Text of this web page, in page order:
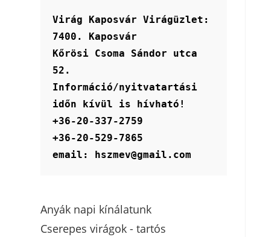
Virág Kaposvár Virágüzlet:
7400. Kaposvár
Kőrösi Csoma Sándor utca
52.
Információ/nyitvatartási
időn kívül is hívható!
+36-20-337-2759
+36-20-529-7865
email: hszmev@gmail.com
Anyák napi kínálatunk
Cserepes virágok - tartós